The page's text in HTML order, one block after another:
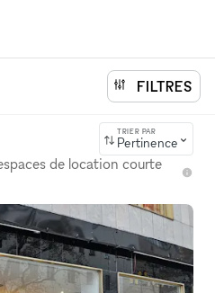
FILTRES
TRIER PAR
Pertinence
de location courte